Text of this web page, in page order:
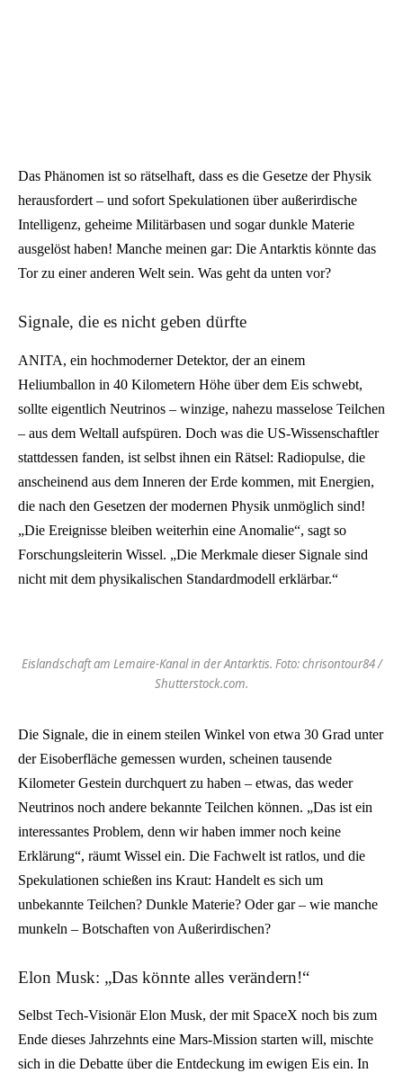
Das Phänomen ist so rätselhaft, dass es die Gesetze der Physik
herausfordert – und sofort Spekulationen über außerirdische
Intelligenz, geheime Militärbasen und sogar dunkle Materie
ausgelöst haben! Manche meinen gar: Die Antarktis könnte das
Tor zu einer anderen Welt sein. Was geht da unten vor?
Signale, die es nicht geben dürfte
ANITA, ein hochmoderner Detektor, der an einem
Heliumballon in 40 Kilometern Höhe über dem Eis schwebt,
sollte eigentlich Neutrinos – winzige, nahezu masselose Teilchen
– aus dem Weltall aufspüren. Doch was die US-Wissenschaftler
stattdessen fanden, ist selbst ihnen ein Rätsel: Radiopulse, die
anscheinend aus dem Inneren der Erde kommen, mit Energien,
die nach den Gesetzen der modernen Physik unmöglich sind!
„Die Ereignisse bleiben weiterhin eine Anomalie“, sagt so
Forschungsleiterin Wissel. „Die Merkmale dieser Signale sind
nicht mit dem physikalischen Standardmodell erklärbar.“
Eislandschaft am Lemaire-Kanal in der Antarktis. Foto: chrisontour84 /
Shutterstock.com.
Die Signale, die in einem steilen Winkel von etwa 30 Grad unter
der Eisoberfläche gemessen wurden, scheinen tausende
Kilometer Gestein durchquert zu haben – etwas, das weder
Neutrinos noch andere bekannte Teilchen können. „Das ist ein
interessantes Problem, denn wir haben immer noch keine
Erklärung“, räumt Wissel ein. Die Fachwelt ist ratlos, und die
Spekulationen schießen ins Kraut: Handelt es sich um
unbekannte Teilchen? Dunkle Materie? Oder gar – wie manche
munkeln – Botschaften von Außerirdischen?
Elon Musk: „Das könnte alles verändern!“
Selbst Tech-Visionär Elon Musk, der mit SpaceX noch bis zum
Ende dieses Jahrzehnts eine Mars-Mission starten will, mischte
sich in die Debatte über die Entdeckung im ewigen Eis ein. In